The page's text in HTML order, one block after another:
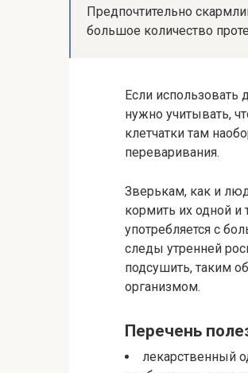
Предпочтительно
большое количество
Если использовать
нужно учитывать,
клетчатки там
переваривания.
Зверькам, как и
кормить их одной
употребляется с
следы утренней
подсушить, таким
организмом.
Перечень
лекарственный